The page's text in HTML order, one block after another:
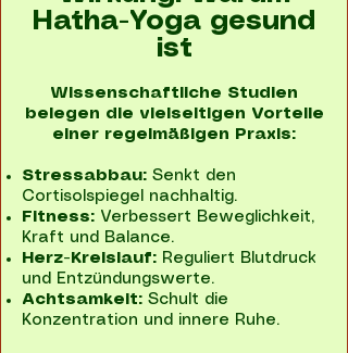
Hatha-Yoga gesund
ist
Wissenschaftliche Studien
belegen die vielseitigen Vorteile
einer regelmäßigen Praxis:
Stressabbau: Senkt den
Cortisolspiegel nachhaltig.
Fitness: Verbessert Beweglichkeit,
Kraft und Balance.
Herz-Kreislauf: Reguliert Blutdruck
und Entzündungswerte.
Achtsamkeit: Schult die
Konzentration und innere Ruhe.